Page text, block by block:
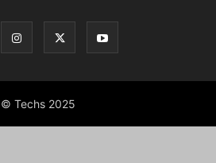
© Techs 2025